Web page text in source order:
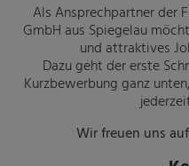
Als Ansprechpartner der
GmbH aus Spiegelau
und attraktives
Dazu geht der erste
Kurzbewerbung ganz
Wir freuen uns